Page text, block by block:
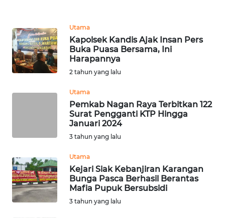
Utama
Kapolsek Kandis Ajak Insan Pers
Buka Puasa Bersama, Ini
Harapannya
2 tahun yang lalu
Utama
Pemkab Nagan Raya Terbitkan 122
Surat Pengganti KTP Hingga
Januari 2024
3 tahun yang lalu
Utama
Kejari Siak Kebanjiran Karangan
Bunga Pasca Berhasil Berantas
Mafia Pupuk Bersubsidi
3 tahun yang lalu
WN
NTB
SULTENG
WN
BABEL
WN
SUMBAR